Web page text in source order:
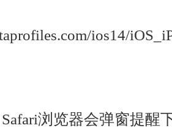
ios14/
浏览器会弹窗提醒